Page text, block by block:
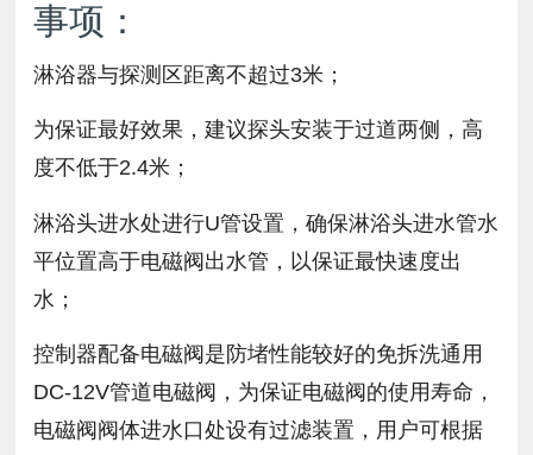
事项：
淋浴器与探测区距离不超过3米；
为保证最好效果，建议探头安装于过道两侧，高
度不低于2.4米；
淋浴头进水处进行U管设置，确保淋浴头进水管水
平位置高于电磁阀出水管，以保证最快速度出
水；
控制器配备电磁阀是防堵性能较好的免拆洗通用
DC-12V管道电磁阀，为保证电磁阀的使用寿命，
电磁阀阀体进水口处设有过滤装置，用户可根据